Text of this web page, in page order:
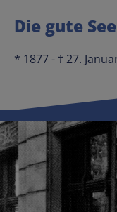
Die gute
* 1877 - † 27.